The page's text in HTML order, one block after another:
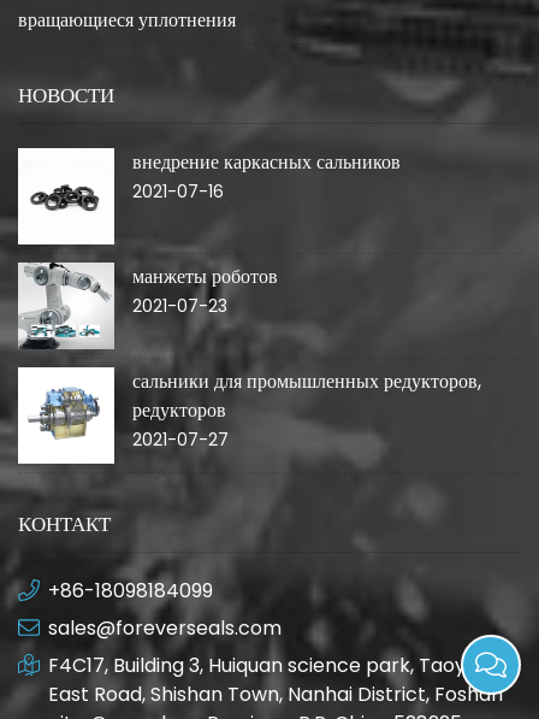
вращающиеся уплотнения
НОВОСТИ
внедрение каркасных сальников
2021-07-16
манжеты роботов
2021-07-23
сальники для промышленных редукторов,
редукторов
2021-07-27
КОНТАКТ
+86-18098184099
sales@foreverseals.com
F4C17, Building 3, Huiquan science park, Taoyuan
East Road, Shishan Town, Nanhai District, Foshan